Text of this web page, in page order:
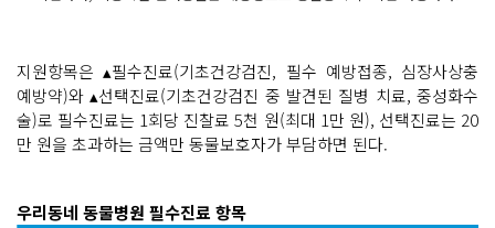
지원항목은 ▴필수진료(기초건강검진, 필수 예방접종, 심장사상충
예방약)와 ▴선택진료(기초건강검진 중 발견된 질병 치료, 중성화수
술)로 필수진료는 1회당 진찰료 5천 원(최대 1만 원), 선택진료는 20
만 원을 초과하는 금액만 동물보호자가 부담하면 된다.
우리동네 동물병원 필수진료 항목